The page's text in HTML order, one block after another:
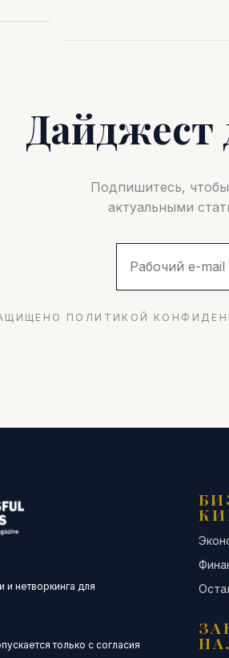
Дайджест
Подпишитесь,
актуальными
ПОЛИТИКОЙ
нетворкинга для
только с согласия